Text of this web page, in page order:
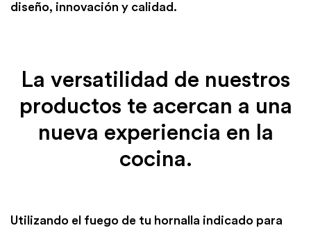
diseño, innovación y calidad.
La versatilidad de nuestros
productos te acercan a una
nueva experiencia en la
cocina.
Utilizando el fuego de tu hornalla indicado para